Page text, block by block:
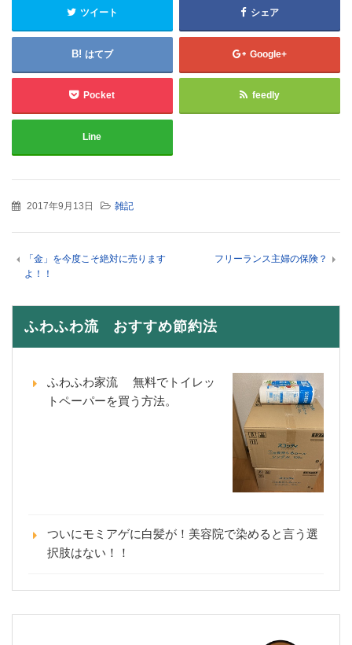
ツイート シェア
はてブ Google+
Pocket feedly
Line
2017年9月13日 雑記
「金」を今度こそ絶対に売ります
よ！！
フリーランス主婦の保険？
ふわふわ流 おすすめ節約法
ふわふわ家流 無料でトイレッ
トペーパーを買う方法。
ついにモミアゲに白髪が！美容院で染めると言う選
択肢はない！！